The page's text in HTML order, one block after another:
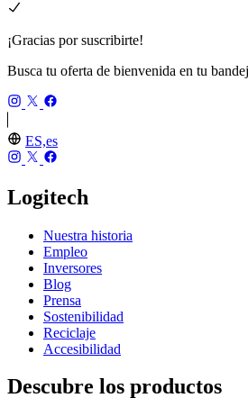
¡Gracias por suscribirte!
Busca tu oferta de bienvenida en tu
ES,es
Logitech
Nuestra historia
Empleo
Inversores
Blog
Prensa
Sostenibilidad
Reciclaje
Accesibilidad
Descubre los productos